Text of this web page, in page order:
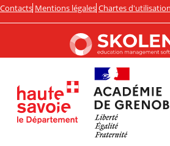
Contacts Mentions légales Chartes d'utilisation